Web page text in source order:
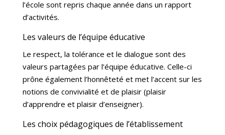
l’école sont repris chaque année dans un rapport
d’activités.
Les valeurs de l’équipe éducative
Le respect, la tolérance et le dialogue sont des
valeurs partagées par l’équipe éducative. Celle-ci
prône également l’honnêteté et met l’accent sur les
notions de convivialité et de plaisir (plaisir
d’apprendre et plaisir d’enseigner).
Les choix pédagogiques de l’établissement